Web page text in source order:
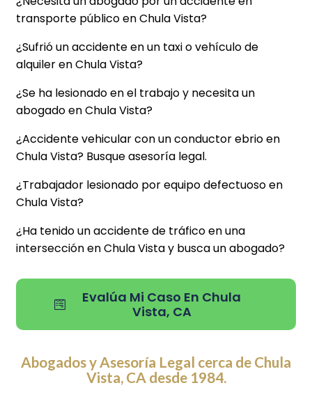
transporte público en Chula Vista?
¿Sufrió un accidente en un taxi o vehículo de
alquiler en Chula Vista?
¿Se ha lesionado en el trabajo y necesita un
abogado en Chula Vista?
¿Accidente vehicular con un conductor ebrio en
Chula Vista? Busque asesoría legal.
¿Trabajador lesionado por equipo defectuoso en
Chula Vista?
¿Ha tenido un accidente de tráfico en una
intersección en Chula Vista y busca un abogado?
Evalúa Mi Caso En Chula
Vista, CA
Abogados y Asesoría Legal cerca de Chula
Vista, CA desde 1984.